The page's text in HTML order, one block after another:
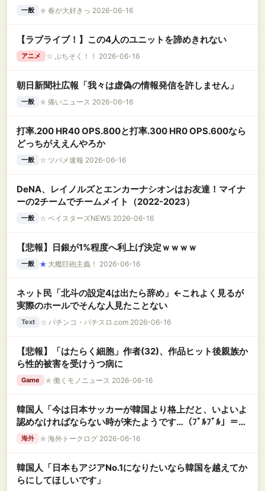
一般 ★ 春が大好きっ 2026-06-16
【ラブライブ！】この4人のユニットを諦めきれない
アニメ ☆ ぷちそく！！ 2026-06-16
朝日新聞社広報「我々は虚偽の情報発信を許しません」
一般 ★ 痛いニュース 2026-06-16
打率.200 HR40 OPS.800と打率.300 HR0 OPS.600なら
どっちがええんやろか
一般 ☆ ツバメ速報 2026-06-16
DeNA、レイノルズとエンカーナシオンはお友達！マイナ
ーの2チームでチームメイト（2022-2023）
一般 ☆ ベイスターズNEWS 2026-06-16
【悲報】日銀が1%程度へ利上げ決定ｗｗｗｗ
一般 ★ 大艦巨砲主義！ 2026-06-16
ネット民「北斗の設定4は出たら辞め」←これよく見るが
実際のホールでそんな人見たことない
Text ☆ パチンコ・パチスロ.com 2026-06-16
【悲報】「はたらく細胞」作者(32)、作品ヒット後親族か
ら性的被害を受けうつ病に
Game ★ 働くモノニュース 2026-06-16
韓国人「今は日本サッカーが韓国より格上だと、いよいよ
認めなければならない時が来たようです…（ﾌﾞﾙﾌﾞﾙ」＝韓
国の反応
海外 ★ 海外トークログ 2026-06-16
韓国人「日本もアジアNo.1になりたいなら韓国を越えてか
らにしてほしいです」